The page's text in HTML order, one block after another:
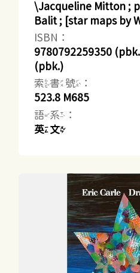
\Jacqueline Mitton ;
Balit ; [star maps by
ISBN：
9780792259350
(pbk.)
索書號：
523.8 M685
語系：
英文